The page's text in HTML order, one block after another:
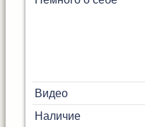
Видео
Наличие